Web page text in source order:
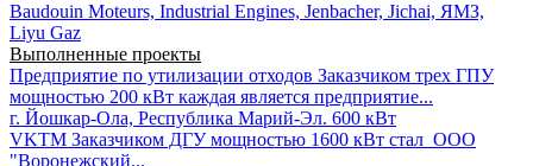
Baudouin Moteurs, Industrial Engines, Jenbacher, Jichai, ЯМЗ,
Liyu Gaz
Выполненные проекты
Предприятие по утилизации отходов Заказчиком трех ГПУ
мощностью 200 кВт каждая является предприятие...
г. Йошкар-Ола, Республика Марий-Эл. 600 кВт
VKTM Заказчиком ДГУ мощностью 1600 кВт стал ООО
"Воронежский...